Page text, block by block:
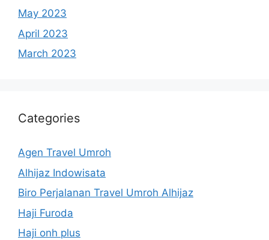
May 2023
April 2023
March 2023
Categories
Agen Travel Umroh
Alhijaz Indowisata
Biro Perjalanan Travel Umroh Alhijaz
Haji Furoda
Haji onh plus